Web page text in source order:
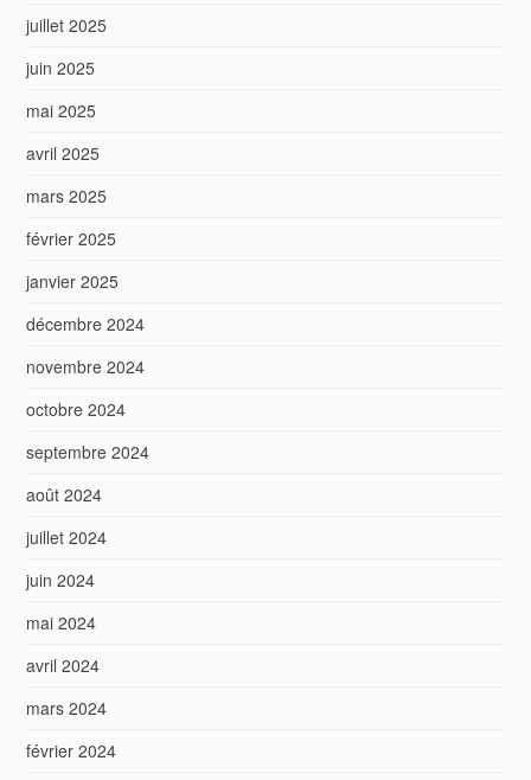
juillet 2025
juin 2025
mai 2025
avril 2025
mars 2025
février 2025
janvier 2025
décembre 2024
novembre 2024
octobre 2024
septembre 2024
août 2024
juillet 2024
juin 2024
mai 2024
avril 2024
mars 2024
février 2024